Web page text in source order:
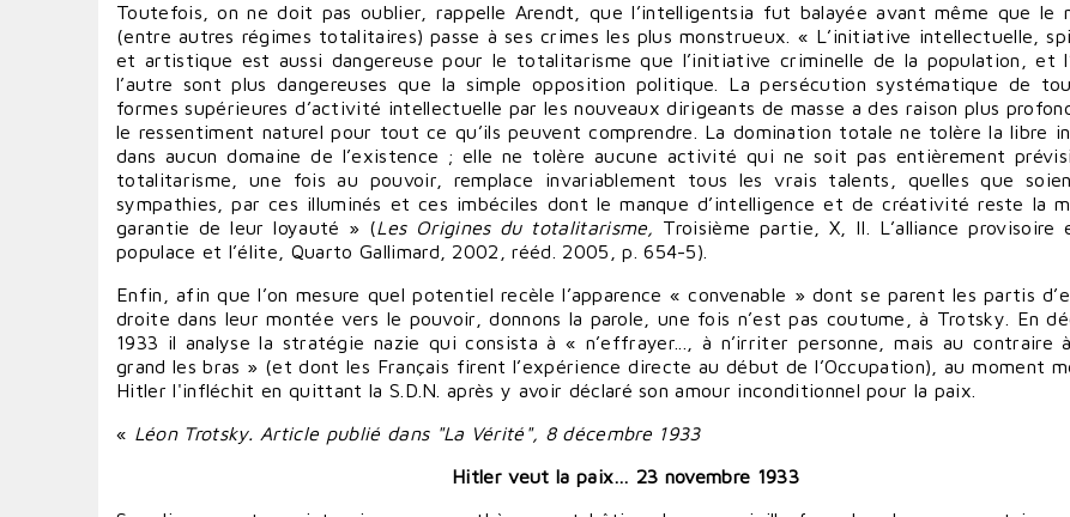
Toutefois, on ne doit pas oublier, rappelle Arendt, que l’intelligentsia fut balayée avant même que le
(entre autres régimes totalitaires) passe à ses crimes les plus monstrueux. « L’initiative intellectuelle,
et artistique est aussi dangereuse pour le totalitarisme que l’initiative criminelle de la population, et
l’autre sont plus dangereuses que la simple opposition politique. La persécution systématique de
formes supérieures d’activité intellectuelle par les nouveaux dirigeants de masse a des raison plus
le ressentiment naturel pour tout ce qu’ils peuvent comprendre. La domination totale ne tolère la libre
dans aucun domaine de l’existence ; elle ne tolère aucune activité qui ne soit pas entièrement
totalitarisme, une fois au pouvoir, remplace invariablement tous les vrais talents, quelles que
sympathies, par ces illuminés et ces imbéciles dont le manque d’intelligence et de créativité reste la
garantie de leur loyauté » (Les Origines du totalitarisme, Troisième partie, X, II. L’alliance provisoire
populace et l’élite, Quarto Gallimard, 2002, rééd. 2005, p. 654-5).
Enfin, afin que l’on mesure quel potentiel recèle l’apparence « convenable » dont se parent les partis
droite dans leur montée vers le pouvoir, donnons la parole, une fois n’est pas coutume, à Trotsky. En
1933 il analyse la stratégie nazie qui consista à « n’effrayer..., à n’irriter personne, mais au contraire
grand les bras » (et dont les Français firent l’expérience directe au début de l’Occupation), au moment
Hitler l'infléchit en quittant la S.D.N. après y avoir déclaré son amour inconditionnel pour la paix.
« Léon Trotsky. Article publié dans "La Vérité", 8 décembre 1933
Hitler veut la paix… 23 novembre 1933